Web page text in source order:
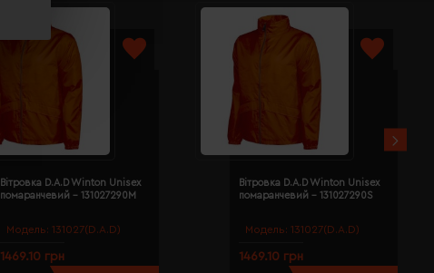
Модель: 131027(D.A.D)
Вітровка D.A.D Winton Unisex
помаранчевий - 131027290M
1469.10 грн
Модель: 131027(D.A.D)
Вітровка D.A.D Winton Unisex
помаранчевий - 131027290S
1469.10 грн